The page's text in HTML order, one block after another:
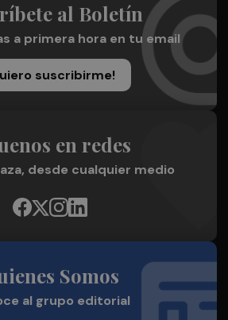
al Boletín
a primera hora en tu email
suscribirme!
en redes
desde cualquier medio
Somos
al grupo editorial